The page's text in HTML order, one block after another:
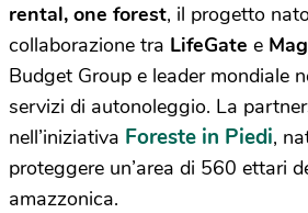
rental, one forest, il progetto
collaborazione tra LifeGate e
Budget Group e leader mondiale
servizi di autonoleggio. La
nell’iniziativa Foreste in Piedi,
proteggere un’area di 560 ettari
amazzonica.